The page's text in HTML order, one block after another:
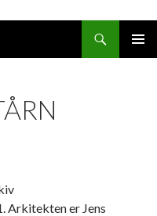
Arkitekten er Jens